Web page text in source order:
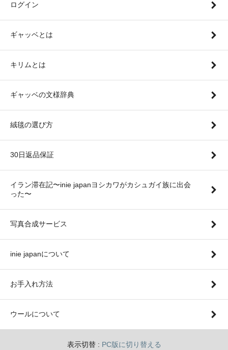
ログイン
ギャッベとは
キリムとは
ギャッベの文様辞典
絨毯の選び方
30日返品保証
イラン滞在記〜inie japanヨシカワがカシュガイ族に出会
った〜
写真合成サービス
inie japanについて
お手入れ方法
ウールについて
表示切替 : PC版に切り替える